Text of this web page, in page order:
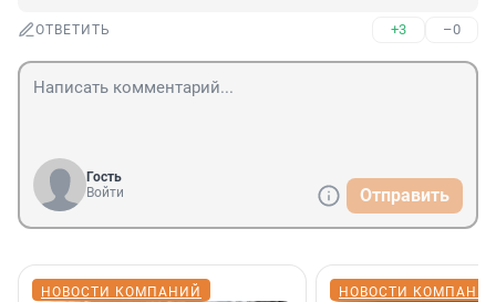
ОТВЕТИТЬ +3 –0
Гость
Войти
Отправить
НОВОСТИ КОМПАНИЙ НОВОСТИ